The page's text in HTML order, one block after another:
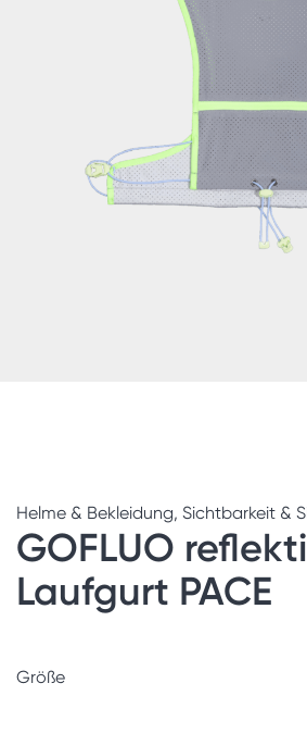
Helme & Bekleidung, Sichtbarkeit &
GOFLUO
Laufgurt PACE
Größe